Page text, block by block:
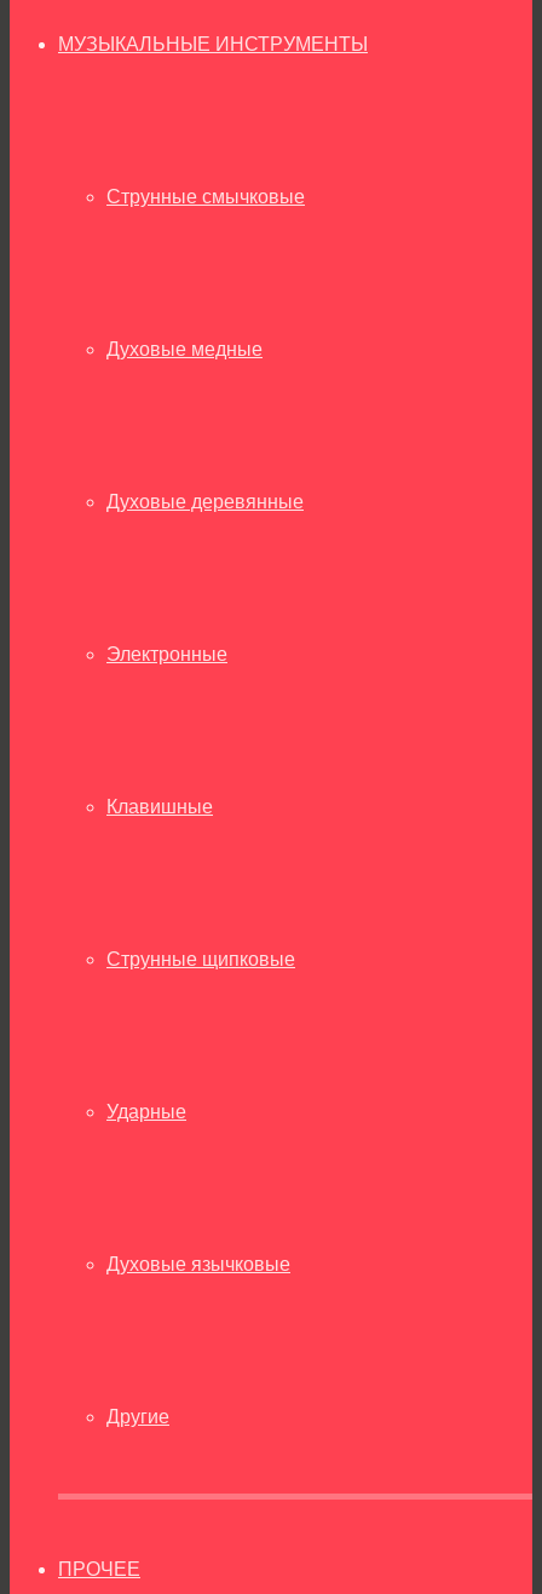
МУЗЫКАЛЬНЫЕ ИНСТРУМЕНТЫ
Струнные смычковые
Духовые медные
Духовые деревянные
Электронные
Клавишные
Струнные щипковые
Ударные
Духовые язычковые
Другие
ПРОЧЕЕ